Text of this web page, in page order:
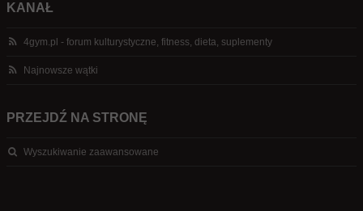
KANAŁ
4gym.pl - forum kulturystyczne, fitness, dieta, suplementy
Najnowsze wątki
PRZEJDŹ NA STRONĘ
Wyszukiwanie zaawansowane